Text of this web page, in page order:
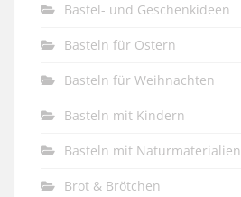
Bastel- und Geschenkideen
Basteln für Ostern
Basteln für Weihnachten
Basteln mit Kindern
Basteln mit Naturmaterialien
Brot & Brötchen